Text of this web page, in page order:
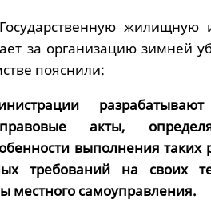
жилищную
за организацию зимней
пояснили:
акты,
выполнения таких
требований на своих
местного самоуправления.